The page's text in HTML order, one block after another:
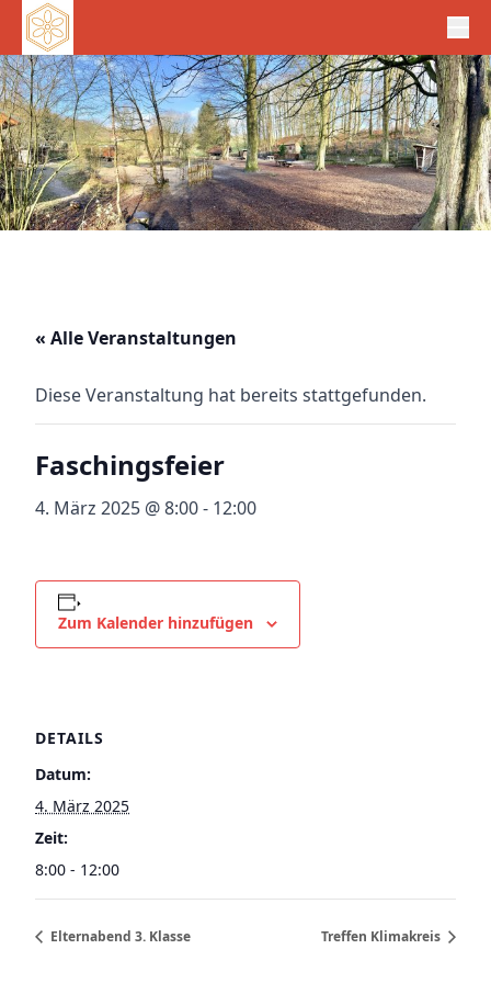
« Alle Veranstaltungen
Diese Veranstaltung hat bereits stattgefunden.
Faschingsfeier
4. März 2025 @ 8:00- 12:00
Zum Kalender hinzufügen
DETAILS
Datum:
4. März 2025
Zeit:
8:00 - 12:00
Elternabend 3. Klasse Treffen Klimakreis